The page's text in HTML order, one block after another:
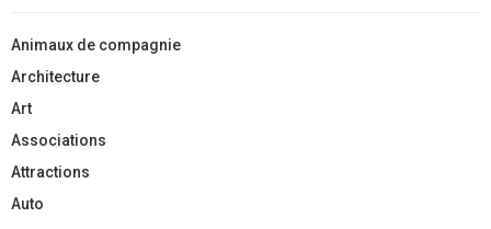
Animaux de compagnie
Architecture
Art
Associations
Attractions
Auto